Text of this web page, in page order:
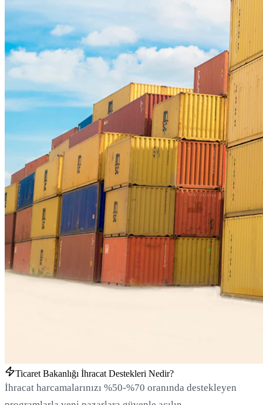
Ticaret Bakanlığı İhracat Destekleri Nedir?
İhracat harcamalarınızı %50-%70 oranında destekleyen